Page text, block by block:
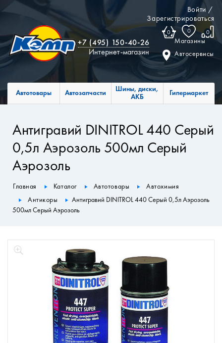
Войти /
Зарегистрироваться
0 0 0
Магазины
Автосервисы
+7 (495) 150-40-26
Интернет-магазин
Автотовары Автозапчасти
Шины, диски,
АКБ
Гипермаркет
Антигравий DINITROL 440 Серый
0,5л Аэрозоль 500мл Серый
Аэрозоль
Главная Каталог Автотовары
Автохимия
Антикоры
Антигравий DINITROL 440 Серый 0,5л Аэрозоль
500мл Серый Аэрозоль